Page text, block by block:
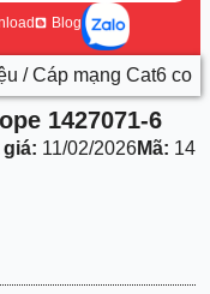
Blog
/ Cáp mạng Cat6
1427071-6
11/02/2026Mã: